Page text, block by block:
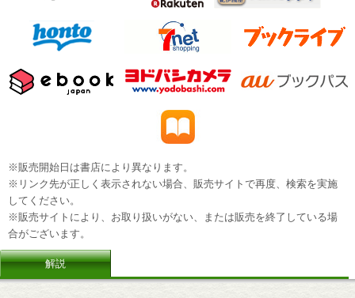
※販売開始日は書店により異なります。
※リンク先が正しく表示されない場合、販売サイトで再度、検索を実施
してください。
※販売サイトにより、お取り扱いがない、または販売を終了している場
合がございます。
解説